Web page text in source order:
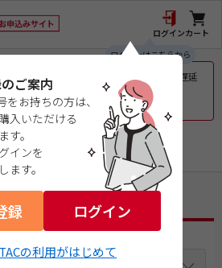
ログイン
ログインはこちらから
ご案内
をお持ちの方は、
入いただける
す。
インを
ます。
録 ログイン
の利用がはじめて
カート
で被災された皆様へのお見舞いとお届け遅延
票（PDFデータ）について
築施工管理技士